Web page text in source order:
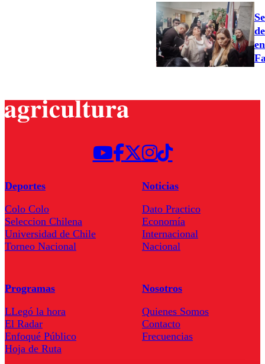
Deportes
Colo Colo
Seleccion Chilena
Universidad de Chile
Torneo Nacional
Noticias
Dato Practico
Economía
Internacional
Nacional
Programas
LLegó la hora
El Radar
Enfoqué Público
Hoja de Ruta
Nosotros
Quienes Somos
Contacto
Frecuencias